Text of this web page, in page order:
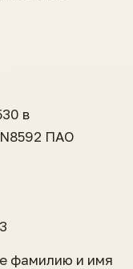
в
ПАО
фамилию и имя